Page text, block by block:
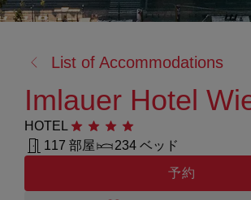
る:
List of Accommodations
Imlauer Hotel
HOTEL 星4つ
117 部屋
234 ベッド
予約